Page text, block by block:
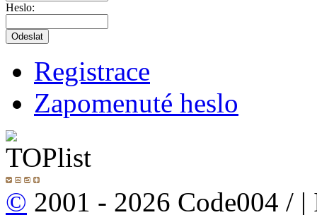
Heslo:
Registrace
Zapomenuté heslo
© 2001 - 2026 Code004 / |